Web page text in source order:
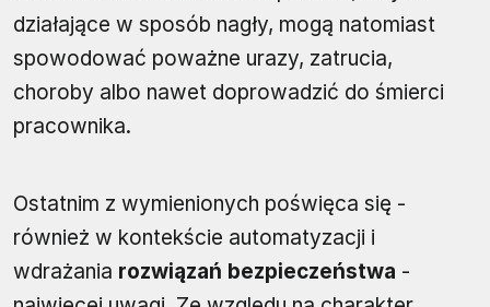
działające w sposób nagły, mogą natomiast
spowodować poważne urazy, zatrucia,
choroby albo nawet doprowadzić do śmierci
pracownika.
Ostatnim z wymienionych poświęca się -
również w kontekście automatyzacji i
wdrażania rozwiązań bezpieczeństwa -